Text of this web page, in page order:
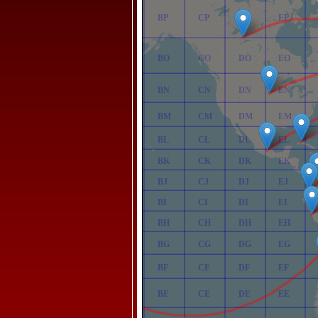
BE
BF
BG
BH
BI
BJ
BK
BL
BM
BN
BO
BP
CE
CF
CG
CH
CI
CJ
CK
CL
CM
CN
CO
CP
DE
DF
DG
DH
DI
DJ
DK
DL
DM
DN
DO
DP
EE
EF
EG
EH
EI
EJ
EK
EL
EM
EN
EO
EP